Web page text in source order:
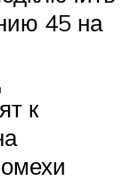
45 на
к